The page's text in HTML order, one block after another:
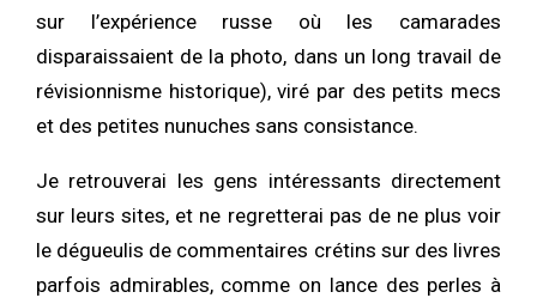
sur l’expérience russe où les camarades
disparaissaient de la photo, dans un long travail de
révisionnisme historique), viré par des petits mecs
et des petites nunuches sans consistance.
Je retrouverai les gens intéressants directement
sur leurs sites, et ne regretterai pas de ne plus voir
le dégueulis de commentaires crétins sur des livres
parfois admirables, comme on lance des perles à